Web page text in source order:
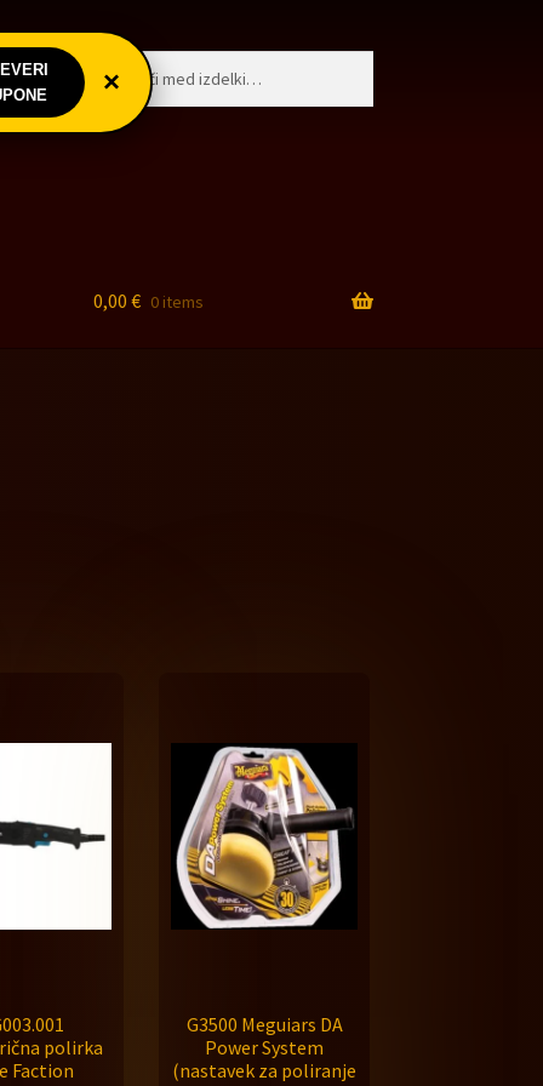
Iskanje
0,00 € 0 items
polirka
Faction
G3500 Meguiars DA
Power System
(nastavek za poliranje
×